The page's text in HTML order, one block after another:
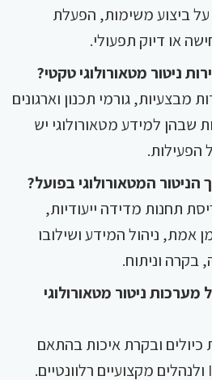
על ביצוע משימות, הפעלת
או דיוק תפעולי.
ניטור מטאורולוגי טקטי?
מבצעיות, גורמי תכנון וארגונים
שבהן למידע מטאורולוגי יש
הפעילות.
המטאורולוגי בפועל?
תחנות מדידה ייעודיות,
אמת, ניהול המידע ושילובו
בקרה וניתוח.
מערכות ניטור מטאורולוגי
כיולים ובקרת איכות בהתאם